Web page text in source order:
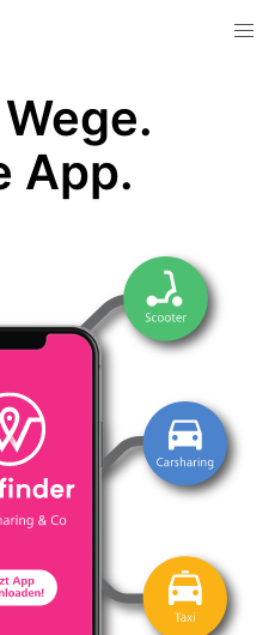
App.